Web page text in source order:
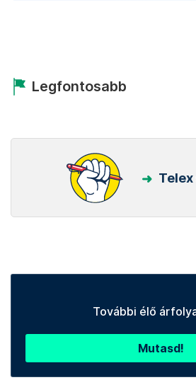
Legfontosabb
Telex
További élő
Mutasd!